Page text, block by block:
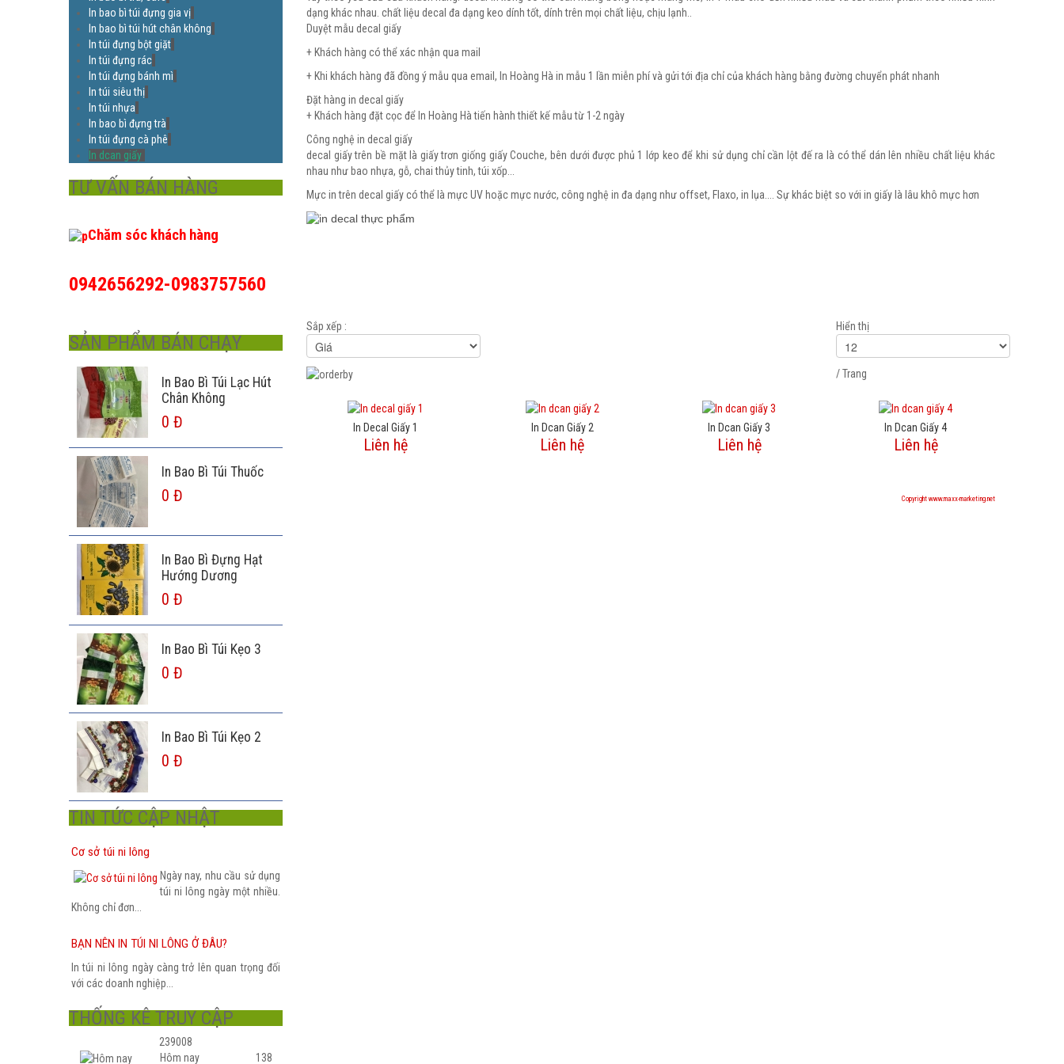
In bao bì túi đựng gia vị
In bao bì túi hút chân không
In túi đựng bột giặt
In túi đựng rác
In túi đựng bánh mì
In túi siêu thị
In túi nhựa
In bao bì đựng trà
In túi đựng cà phê
In dcan giấy
TƯ VẤN BÁN HÀNG
Chăm sóc khách hàng
0942656292-0983757560
SẢN PHẨM BÁN CHẠY
In Bao Bì Túi Lạc Hút
Chân Không
0 Đ
In Bao Bì Túi Thuốc
0 Đ
In Bao Bì Đựng Hạt
Hướng Dương
0 Đ
In Bao Bì Túi Kẹo 3
0 Đ
In Bao Bì Túi Kẹo 2
0 Đ
TIN TỨC CẬP NHẬT
Cơ sở túi ni lông
Ngày nay, nhu cầu sử dụng
túi ni lông ngày một nhiều.
Không chỉ đơn...
BẠN NÊN IN TÚI NI LÔNG Ở ĐÂU?
In túi ni lông ngày càng trở lên quan trọng đối
với các doanh nghiệp...
THỐNG KÊ TRUY CẬP
239008
Hôm nay
138
dạng khác nhau. chất liệu decal đa dạng keo dính tốt, dính trên mọi chất liệu, chịu lạnh..
Duyệt mẫu decal giấy
+ Khách hàng có thể xác nhận qua mail
+ Khi khách hàng đã đồng ý mẫu qua email, In Hoàng Hà in mẫu 1 lần miễn phí và gửi tới địa chỉ của khách hàng bằng đường chuyển phát nhanh
Đặt hàng in decal giấy
+ Khách hàng đặt cọc để In Hoàng Hà tiến hành thiết kế mẫu từ 1-2 ngày
Công nghệ in decal giấy
decal giấy trên bề mặt là giấy trơn giống giấy Couche, bên dưới được phủ 1 lớp keo để khi sử dụng chỉ cần lột đế ra là có thể dán lên nhiều chất liệu khác
nhau như bao nhựa, gỗ, chai thủy tinh, túi xốp...
Mực in trên decal giấy có thể là mực UV hoặc mực nước, công nghệ in đa dạng như offset, Flaxo, in lụa.... Sự khác biệt so với in giấy là lâu khô mực hơn
Sắp xếp : Hiển thị
/ Trang
In Decal Giấy 1
Liên hệ
In Dcan Giấy 2
Liên hệ
In Dcan Giấy 3
Liên hệ
In Dcan Giấy 4
Liên hệ
Copyright www.maxx-marketing.net